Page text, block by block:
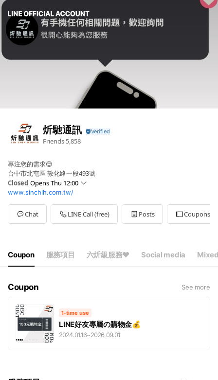
炘馳通訊
Friends 5,858
專注您的需求😊
台中市北屯區 敦化路一段493號
Closed Opens Thu 12:00
Sun12:00 - 21:00
Mon12:00 - 21:00
Tue12:00 - 21:00
Wed12:00 - 21:00
12:00 - 21:00
www.sinchih.com.tw/
Chat LINE Call (free) Posts Coupons
Coupon 服務項目 六炘級服務❤ Social media
Coupon See more
1-time use
LINE好友專屬の購物金💰
2024.01.16~2026.09.01